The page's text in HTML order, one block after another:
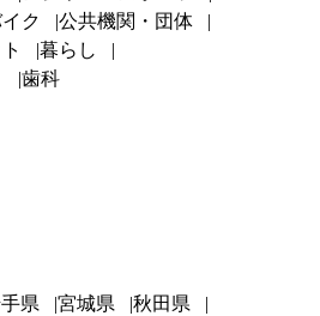
ク
公共機関・団体
暮らし
歯科
県 宮城県
秋田県